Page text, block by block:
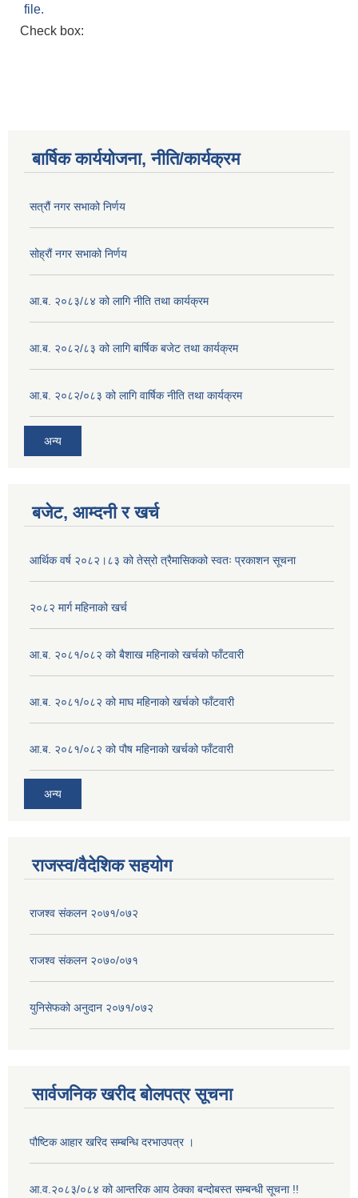
file.
Check box:
बार्षिक कार्ययोजना, नीति/कार्यक्रम
सत्रौं नगर सभाको निर्णय
सोह्रौं नगर सभाको निर्णय
आ.ब. २०८३/८४ को लागि नीति तथा कार्यक्रम
आ.ब. २०८२/८३ को लागि बार्षिक बजेट तथा कार्यक्रम
आ.ब. २०८२/०८३ को लागि वार्षिक नीति तथा कार्यक्रम
अन्य
बजेट, आम्दनी र खर्च
आर्थिक वर्ष २०८२।८३ को तेस्रो त्रैमासिकको स्वतः प्रकाशन सूचना
२०८२ मार्ग महिनाको खर्च
आ.ब. २०८१/०८२ को बैशाख महिनाको खर्चको फाँटवारी
आ.ब. २०८१/०८२ को माघ महिनाको खर्चको फाँटवारी
आ.ब. २०८१/०८२ को पौष महिनाको खर्चको फाँटवारी
अन्य
राजस्व/वैदेशिक सहयोग
राजश्व संकलन २०७१/०७२
राजश्व संकलन २०७०/०७१
युनिसेफको अनुदान २०७१/०७२
सार्वजनिक खरीद बोलपत्र सूचना
पौष्टिक आहार खरिद सम्बन्धि दरभाउपत्र ।
आ.व.२०८३/०८४ को आन्तरिक आय ठेक्का बन्दोबस्त सम्बन्धी सूचना !!